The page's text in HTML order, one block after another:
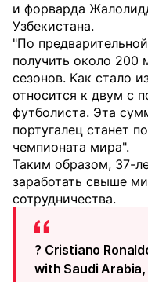
и форварда
Узбекистана.
"По
получить около 200
сезонов. Как стало
относится к двум с
футболиста. Эта
португалец станет
чемпионата мира".
Таким образом, 37-
заработать свыше
сотрудничества.
? Cristiano
with Saudi